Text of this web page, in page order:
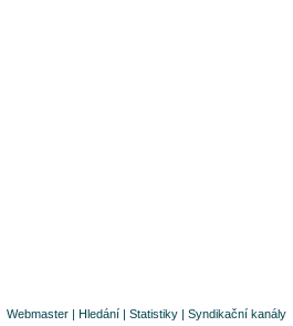
Webmaster | Hledání | Statistiky | Syndikační kanály